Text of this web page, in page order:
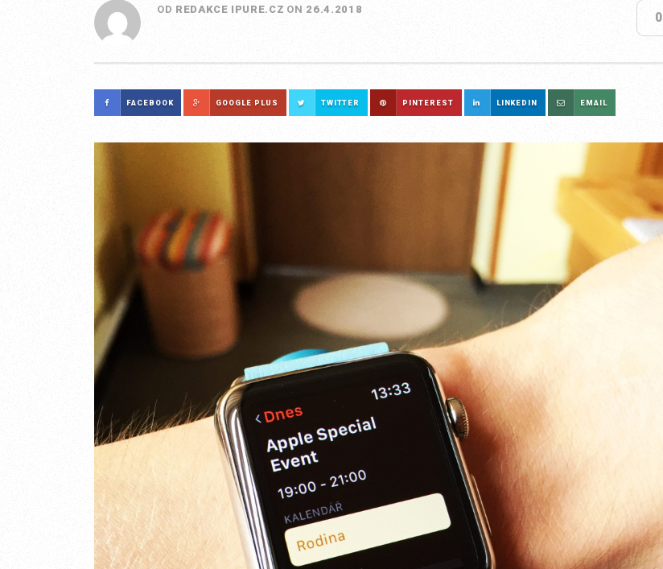
OD REDAKCE IPURE.CZ ON 26.4.2018
0
FACEBOOK GOOGLE PLUS TWITTER PINTEREST LINKEDIN EMAIL